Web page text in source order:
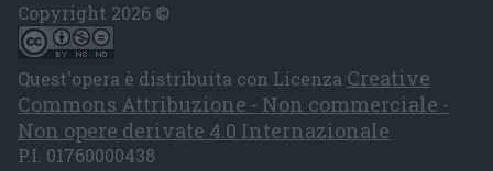
Copyright 2026 ©
Quest'opera è distribuita con Licenza Creative
Commons Attribuzione - Non commerciale -
Non opere derivate 4.0 Internazionale
P.I. 01760000438